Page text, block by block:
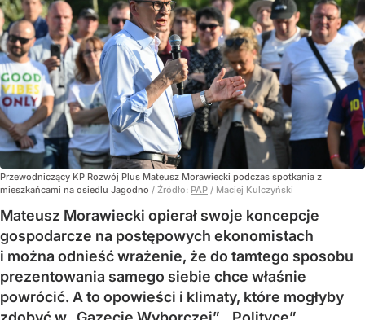
Przewodniczący KP Rozwój Plus Mateusz Morawiecki podczas spotkania z
mieszkańcami na osiedlu Jagodno / Źródło: PAP / Maciej Kulczyński
Mateusz Morawiecki opierał swoje koncepcje
gospodarcze na postępowych ekonomistach
i można odnieść wrażenie, że do tamtego sposobu
prezentowania samego siebie chce właśnie
powrócić. A to opowieści i klimaty, które mogłyby